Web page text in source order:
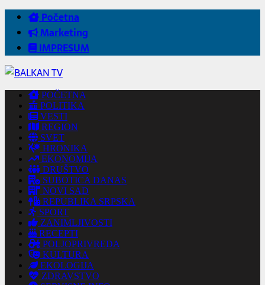
Početna
Marketing
IMPRESUM
POČETNA
POLITIKA
VESTI
REGION
SVET
HRONIKA
EKONOMIJA
DRUŠTVO
SUBOTICA DANAS
NOVI SAD
REPUBLIKA SRPSKA
SPORT
ZANIMLJIVOSTI
RECEPTI
POLJOPRIVREDA
KULTURA
EKOLOGIJA
ZDRAVSTVO